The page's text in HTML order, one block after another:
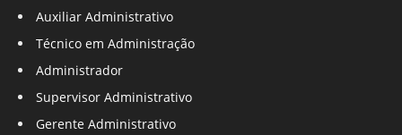
Auxiliar Administrativo
Técnico em Administração
Administrador
Supervisor Administrativo
Gerente Administrativo